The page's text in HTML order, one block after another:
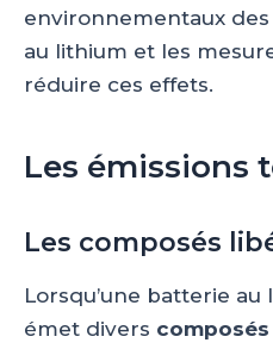
environnementaux
au lithium et les
réduire ces effets.
Les émissions
Les composés
Lorsqu’une batterie
émet divers